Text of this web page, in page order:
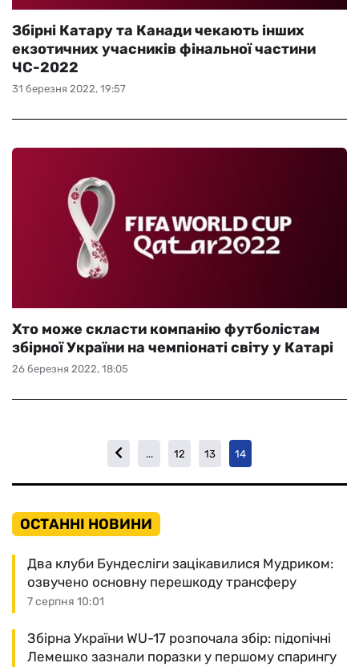
31 березня 2022, 19:57
Збірні Катару та Канади чекають інших
екзотичних учасників фінальної частини
ЧС-2022
26 березня 2022, 18:05
Хто може скласти компанію футболістам
збірної України на чемпіонаті світу у Катарі
... 12 13 14
ОСТАННІ НОВИНИ
7 серпня 10:01
Два клуби Бундесліги зацікавилися Мудриком:
озвучено основну перешкоду трансферу
Збірна України WU-17 розпочала збір: підопічні
Лемешко зазнали поразки у першому спарингу